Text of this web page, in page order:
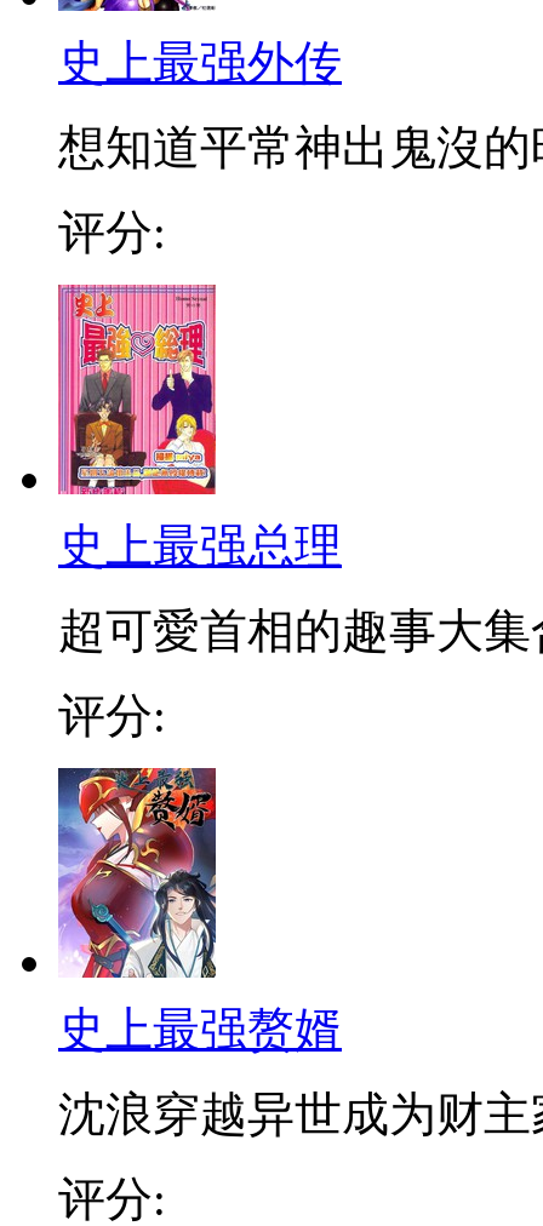
史上最强外传
想知道平常神出鬼沒
评分:
史上最强总理
超可愛首相的趣事大
评分:
史上最强赘婿
沈浪穿越异世成为财
评分: